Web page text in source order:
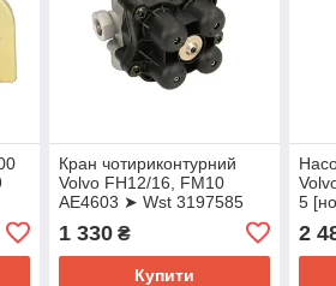
Кран чотириконтурний
Volvo FH12/16, FM10
AE4603 ➤ Wst 3197585
1 330₴
Купити
5
2